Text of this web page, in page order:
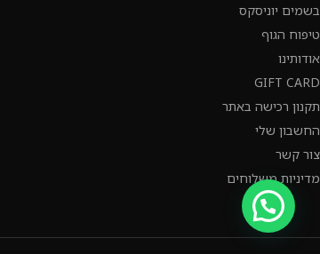
בשמים יוניסקס
טיפוח הגוף
אודותינו
GIFT CARD
תקנון רכישה באתר
החשבון שלי
צור קשר
מדיניות משלוחים